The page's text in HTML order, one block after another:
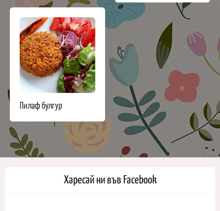
Пилаф булгур
Харесай ни във Facebook